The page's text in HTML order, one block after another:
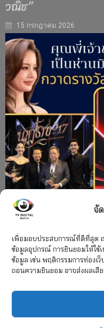
จั
เพื่อมอบประสบการณ์ที่ดีที่สุด เ
ข้อมูลอุปกรณ์ การยินยอมให้ใช้
ข้อมูล เช่น พฤติกรรมการท่องเ
ถอนความยินยอม อาจส่งผลเ
วณิช”
15 กรกฎาคม 2026
”คุณพี่เจ้าขาดิฉัน
เพียบ จาก 8 เวที
2026 TV